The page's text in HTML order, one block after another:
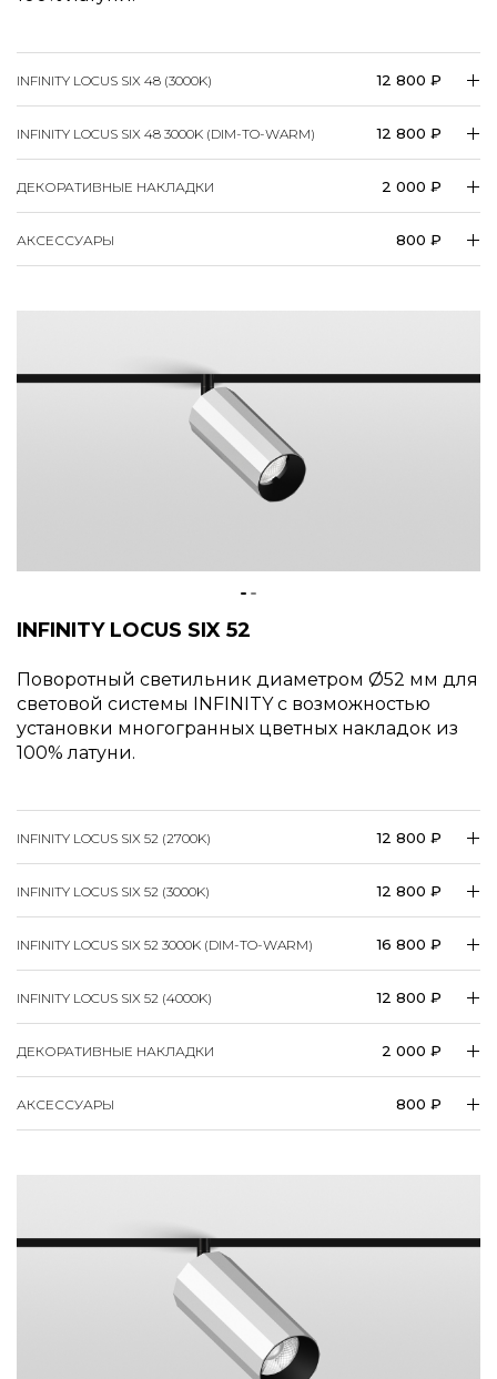
INFINITY LOCUS SIX 48 (3000K) 12 800 ₽
INFINITY LOCUS SIX 48 3000K (DIM-TO-WARM) 12 800 ₽
ДЕКОРАТИВНЫЕ НАКЛАДКИ 2 000 ₽
АКСЕССУАРЫ 800 ₽
INFINITY LOCUS SIX 52
Поворотный светильник диаметром
52 мм для
световой системы INFINITY c возможностью
установки многогранных цветных накладок из
100% латуни.
INFINITY LOCUS SIX 52 (2700K) 12 800 ₽
INFINITY LOCUS SIX 52 (3000K) 12 800 ₽
INFINITY LOCUS SIX 52 3000K (DIM-TO-WARM) 16 800 ₽
INFINITY LOCUS SIX 52 (4000K) 12 800 ₽
ДЕКОРАТИВНЫЕ НАКЛАДКИ 2 000 ₽
АКСЕССУАРЫ 800 ₽